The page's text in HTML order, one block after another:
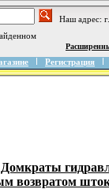
Наш адрес:
Регистрация
Домкраты
возвратом